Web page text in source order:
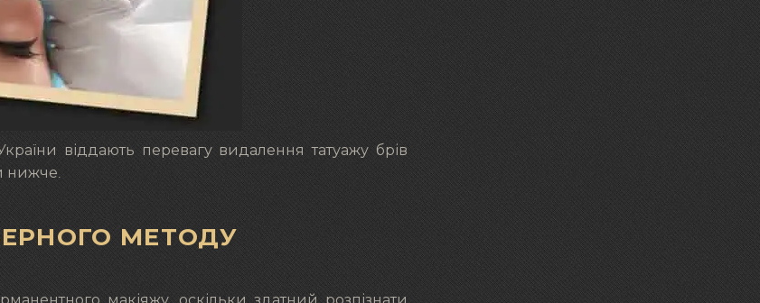
віддають перевагу видалення татуажу брів
нижче.
МЕТОДУ
макіяжу, оскільки здатний розпізнати